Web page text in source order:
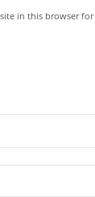
in this browser